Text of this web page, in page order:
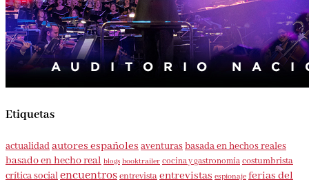
Etiquetas
actualidadautores españolesaventurasbasada en hechos reales
basado en hecho real blogs booktrailer cocina y gastronomíacostumbrista
crítica socialencuentrosentrevistaentrevistas espionaje ferias del